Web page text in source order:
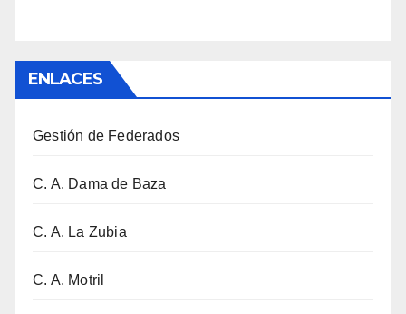
ENLACES
Gestión de Federados
C. A. Dama de Baza
C. A. La Zubia
C. A. Motril